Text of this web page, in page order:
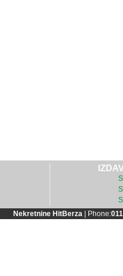
Nekretnine HitBerza| Phone: